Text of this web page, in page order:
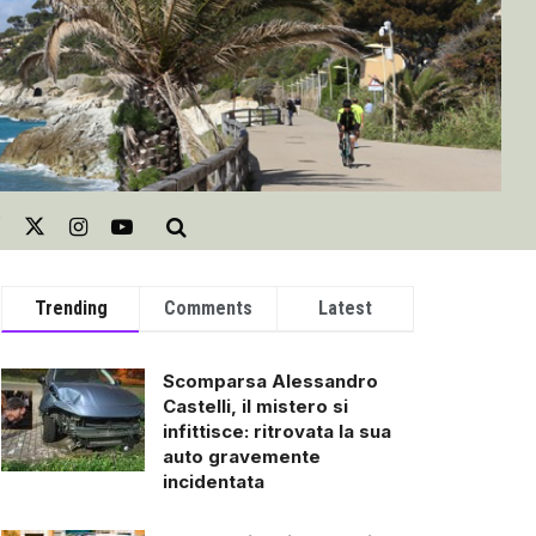
Trending Comments Latest
Scomparsa Alessandro
Castelli, il mistero si
infittisce: ritrovata la sua
auto gravemente
incidentata